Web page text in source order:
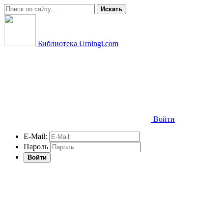
Искать
Библиотека Urningi.com
Войти
E-Mail:
Пароль
Войти